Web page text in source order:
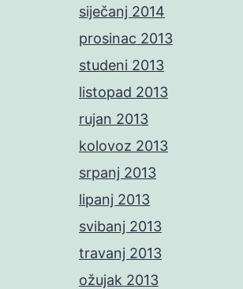
siječanj 2014
prosinac 2013
studeni 2013
listopad 2013
rujan 2013
kolovoz 2013
srpanj 2013
lipanj 2013
svibanj 2013
travanj 2013
ožujak 2013